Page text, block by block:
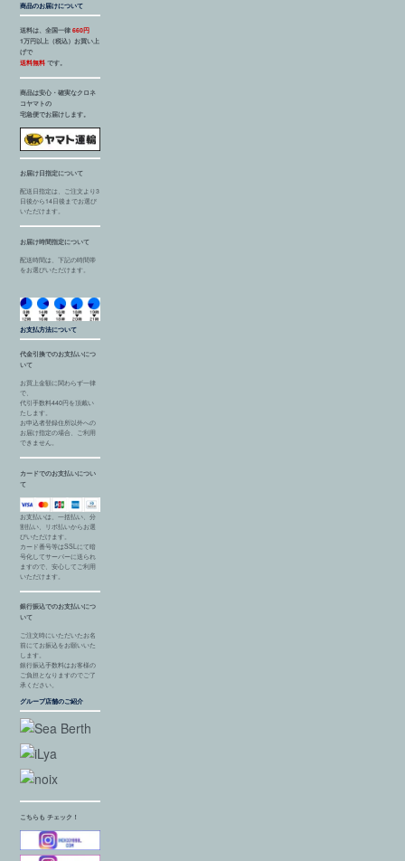
商品のお届けについて
送料は、全国一律660円
1万円以上（税込）お買い上
げで
送料無料 です。
商品は安心・確実なクロネ
コヤマトの
宅急便でお届けします。
お届け日指定について
配送日指定は、ご注文より3
日後から14日後までお選び
いただけます。
お届け時間指定について
配送時間は、下記の時間帯
をお選びいただけます。
お支払方法について
代金引換でのお支払いにつ
いて
お買上金額に関わらず一律
で、
代引手数料440円を頂戴い
たします。
お申込者登録住所以外への
お届け指定の場合、ご利用
できません。
カードでのお支払いについ
て
お支払いは、一括払い、分
割払い、リボ払いからお選
びいただけます。
カード番号等はSSLにて暗
号化してサーバーに送られ
ますので、安心してご利用
いただけます。
銀行振込でのお支払いにつ
いて
ご注文時にいただいたお名
前にてお振込をお願いいた
します。
銀行振込手数料はお客様の
ご負担となりますのでご了
承ください。
グループ店舗のご紹介
こちらも チェック！